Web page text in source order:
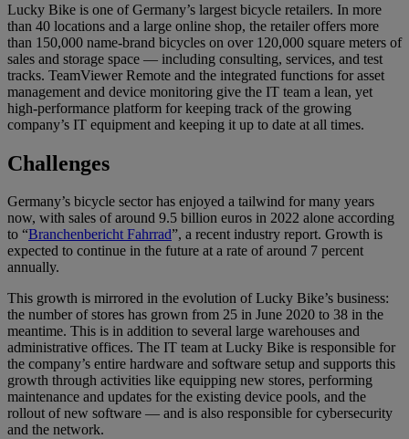
Lucky Bike is one of Germany’s largest bicycle retailers. In more
than 40 locations and a large online shop, the retailer offers more
than 150,000 name-brand bicycles on over 120,000 square meters of
sales and storage space — including consulting, services, and test
tracks. TeamViewer Remote and the integrated functions for asset
management and device monitoring give the IT team a lean, yet
high-performance platform for keeping track of the growing
company’s IT equipment and keeping it up to date at all times.
Challenges
Germany’s bicycle sector has enjoyed a tailwind for many years
now, with sales of around 9.5 billion euros in 2022 alone according
to “Branchenbericht Fahrrad”, a recent industry report. Growth is
expected to continue in the future at a rate of around 7 percent
annually.
This growth is mirrored in the evolution of Lucky Bike’s business:
the number of stores has grown from 25 in June 2020 to 38 in the
meantime. This is in addition to several large warehouses and
administrative offices. The IT team at Lucky Bike is responsible for
the company’s entire hardware and software setup and supports this
growth through activities like equipping new stores, performing
maintenance and updates for the existing device pools, and the
rollout of new software — and is also responsible for cybersecurity
and the network.